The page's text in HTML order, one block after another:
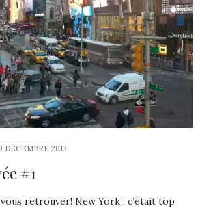
DÉCEMBRE 2013
#1
retrouver! New York , c’était top